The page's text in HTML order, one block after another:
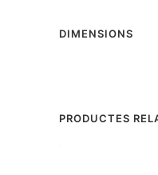
DIMENSIONS
PRODUCTES